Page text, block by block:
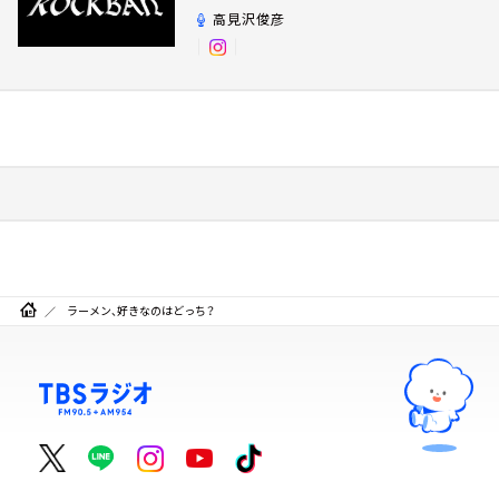
高見沢俊彦
ラーメン、好きなのはどっち？